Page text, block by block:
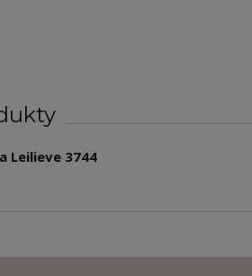
Leilieve 3744